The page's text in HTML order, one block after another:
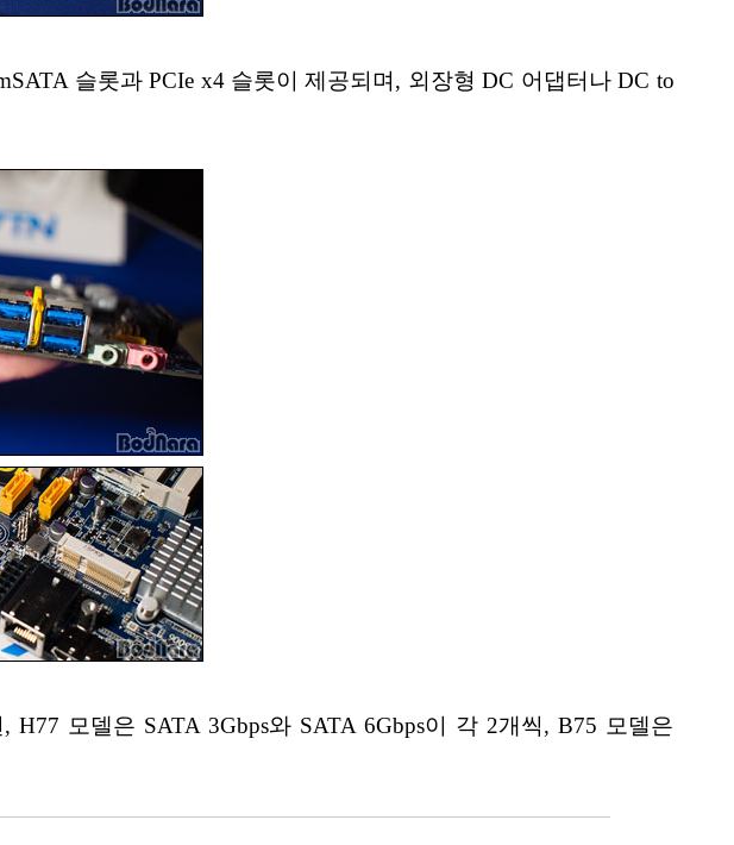
슬롯과 PCIe x4 슬롯이 제공되며, 외장형 DC 어댑터나 DC to
모델은 SATA 3Gbps와 SATA 6Gbps이 각 2개씩, B75 모델은